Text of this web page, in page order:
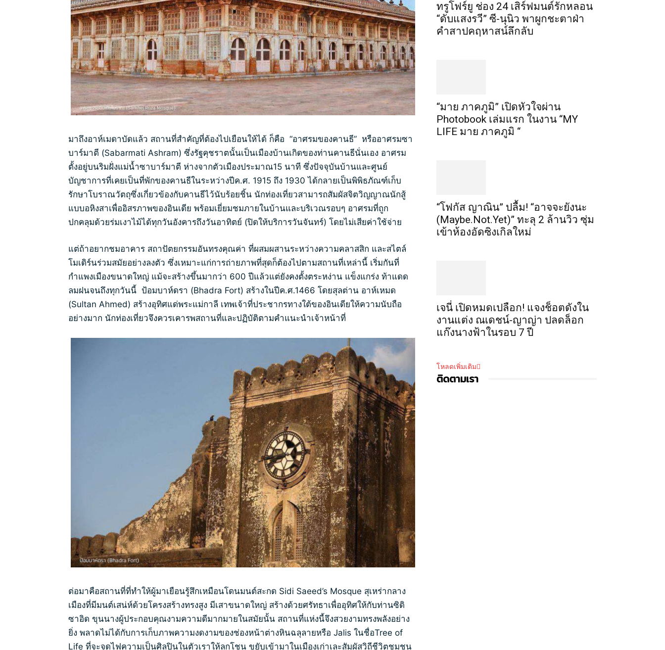
มาถึงอาห์เมดาบัดแล้ว สถานที่สำคัญที่ต้องไปเยือนให้ได้ ก็คือ “อาศรมของคานธี” หรืออาศรมซา
บาร์มาตี (Sabarmati Ashram) ซึ่งรัฐคุชราตนั้นเป็นเมืองบ้านเกิดของท่านคานธีนั่นเอง อาศรม
ตั้งอยู่บนริมฝั่งแม่น้ำซาบาร์มาตี ห่างจากตัวเมืองประมาณ15 นาที ซึ่งปัจจุบันบ้านและศูนย์
บัญชาการที่เคยเป็นที่พักของคานธีในระหว่างปีค.ศ. 1915 ถึง 1930 ได้กลายเป็นพิพิธภัณฑ์เก็บ
รักษาโบราณวัตถุซึ่งเกี่ยวข้องกับคานธีไว้นับร้อยชิ้น นักท่องเที่ยวสามารถสัมผัสจิตวิญญาณนักสู้
แบบอหิงสาเพื่ออิสรภาพของอินเดีย พร้อมเยี่ยมชมภายในบ้านและบริเวณรอบๆ อาศรมที่ถูก
ปกคลุมด้วยร่มเงาไม้ได้ทุกวันอังคารถึงวันอาทิตย์ (ปิดให้บริการวันจันทร์) โดยไม่เสียค่าใช้จ่าย
แต่ถ้าอยากชมอาคาร สถาปัตยกรรมอันทรงคุณค่า ที่ผสมผสานระหว่างความคลาสสิก และสไตล์
โมเดิร์นร่วมสมัยอย่างลงตัว ซึ่งเหมาะแก่การถ่ายภาพที่สุดก็ต้องไปตามสถานที่เหล่านี้ เริ่มกันที่
กำแพงเมืองขนาดใหญ่ แม้จะสร้างขึ้นมากว่า 600 ปีแล้วแต่ยังคงตั้งตระหง่าน แข็งแกร่ง ท้าแดด
ลมฝนจนถึงทุกวันนี้ ป้อมบาห์ดรา (Bhadra Fort) สร้างในปีค.ศ.1466 โดยสุลต่าน อาห์เหมด
(Sultan Ahmed) สร้างอุทิศแด่พระแม่กาลี เทพเจ้าที่ประชากรทางใต้ของอินเดียให้ความนับถือ
อย่างมาก นักท่องเที่ยวจึงควรเคารพสถานที่และปฏิบัติตามคำแนะนำเจ้าหน้าที่
ต่อมาคือสถานที่ที่ทำให้ผู้มาเยือนรู้สึกเหมือนโดนมนต์สะกด Sidi Saeed’s Mosque สุเหร่ากลาง
เมืองที่มีมนต์เสน่ห์ด้วยโครงสร้างทรงสูง มีเสาขนาดใหญ่ สร้างด้วยศรัทธาเพื่ออุทิศให้กับท่านซิดิ
ซาอิด ขุนนางผู้ประกอบคุณงามความดีมากมายในสมัยนั้น สถานที่แห่งนี้จึงสวยงามทรงพลังอย่าง
ยิ่ง พลาดไม่ได้กับการเก็บภาพความงดงามของช่องหน้าต่างหินฉลุลายหรือ Jalis ในชื่อTree of
Life ที่จะจุดไฟความเป็นศิลปินในตัวเราให้ลุกโชน ขยับเข้ามาในเมืองเก่าเละสัมผัสวิถีชีวิตชุมชน
ทรูโฟร์ยู ช่อง 24 เสิร์ฟมนต์รักหลอน
“ดับแสงรวี” ซี-นุนิว พาผูกชะตาฝ่า
คำสาปคฤหาสน์ลึกลับ
“มาย ภาคภูมิ” เปิดหัวใจผ่าน
Photobook เล่มแรก ในงาน “MY
LIFE มาย ภาคภูมิ “
“โฟกัส ญาณิน” ปลื้ม! “อาจจะยังนะ
(Maybe.Not.Yet)” ทะลุ 2 ล้านวิว ซุ่ม
เข้าห้องอัดซิงเกิลใหม่
เจนี่ เปิดหมดเปลือก! แจงช็อตดังใน
งานแต่ง ณเดชน์-ญาญ่า ปลดล็อก
แก๊งนางฟ้าในรอบ 7 ปี
โหลดเพิ่มเติม
ติดตามเรา